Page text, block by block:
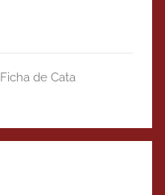
Ficha de Cata